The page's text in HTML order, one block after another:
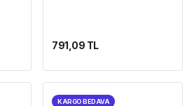
791,09 TL
KARGO BEDAVA